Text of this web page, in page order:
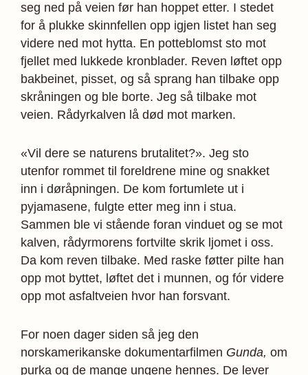
seg ned på veien før han hoppet etter. I stedet
for å plukke skinnfellen opp igjen listet han seg
videre ned mot hytta. En potteblomst sto mot
fjellet med lukkede kronblader. Reven løftet opp
bakbeinet, pisset, og så sprang han tilbake opp
skråningen og ble borte. Jeg så tilbake mot
veien. Rådyrkalven lå død mot marken.
«Vil dere se naturens brutalitet?». Jeg sto
utenfor rommet til foreldrene mine og snakket
inn i døråpningen. De kom fortumlete ut i
pyjamasene, fulgte etter meg inn i stua.
Sammen ble vi stående foran vinduet og se mot
kalven, rådyrmorens fortvilte skrik ljomet i oss.
Da kom reven tilbake. Med raske føtter pilte han
opp mot byttet, løftet det i munnen, og fór videre
opp mot asfaltveien hvor han forsvant.
For noen dager siden så jeg den
norskamerikanske dokumentarfilmen Gunda, om
purka og de mange ungene hennes. De lever